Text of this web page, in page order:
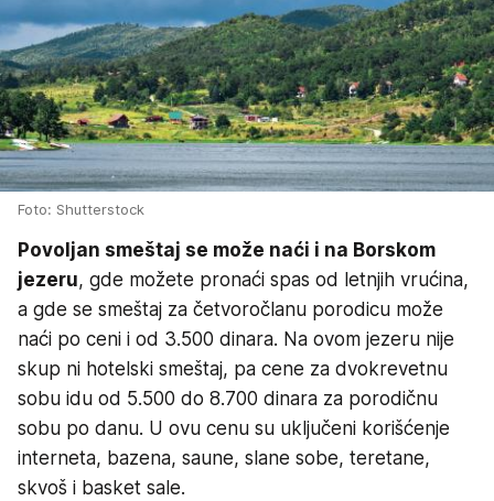
Foto: Shutterstock
Povoljan smeštaj se može naći i na Borskom
jezeru, gde možete pronaći spas od letnjih vrućina,
a gde se smeštaj za četvoročlanu porodicu može
naći po ceni i od 3.500 dinara. Na ovom jezeru nije
skup ni hotelski smeštaj, pa cene za dvokrevetnu
sobu idu od 5.500 do 8.700 dinara za porodičnu
sobu po danu. U ovu cenu su uključeni korišćenje
interneta, bazena, saune, slane sobe, teretane,
skvoš i basket sale.